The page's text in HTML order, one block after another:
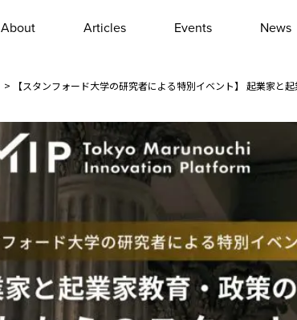
About Articles Events News
> 【スタンフォード大学の研究者による特別イベント】 起業家